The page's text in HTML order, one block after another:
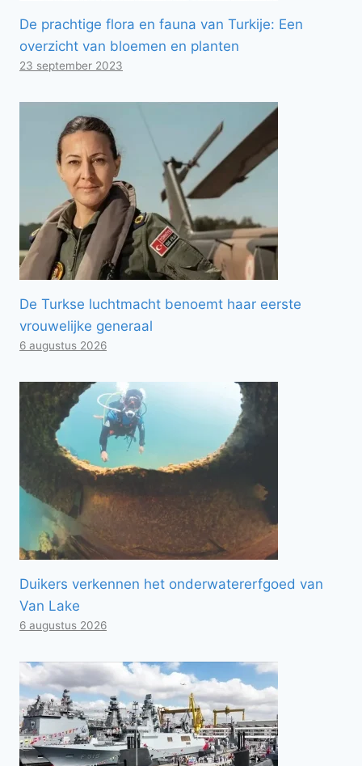
De prachtige flora en fauna van Turkije: Een
overzicht van bloemen en planten
23 september 2023
De Turkse luchtmacht benoemt haar eerste
vrouwelijke generaal
6 augustus 2026
Duikers verkennen het onderwatererfgoed van
Van Lake
6 augustus 2026